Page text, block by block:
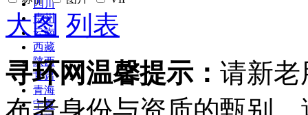
四川
贵州
云南
西藏
陕西
甘肃
青海
宁夏
大图 列表
寻环网温馨提示： 请新老